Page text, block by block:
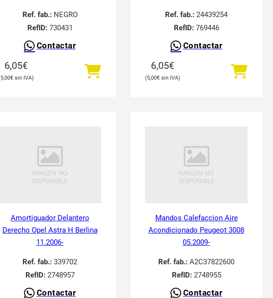
Ref. fab.:NEGRO
RefID:730431
Contactar
6,05€
5,00€
Ref. fab.: 24439254
RefID:769446
Contactar
6,05€
5,00€
Amortiguador Delantero
Derecho Opel Astra H Berlina
11.2006-
Ref. fab.: 339702
RefID:2748957
Contactar
Mandos Calefaccion Aire
Acondicionado Peugeot 3008
05.2009-
Ref. fab.: A2C37822600
RefID:2748955
Contactar